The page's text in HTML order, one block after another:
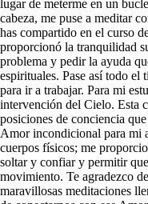
lugar de meterme en un
cabeza, me puse a meditar
has compartido en el curso
proporcionó la tranquilidad
problema y pedir la ayuda
espirituales. Pase así todo el
para ir a trabajar. Para mi
intervención del Cielo. Esta
posiciones de conciencia
Amor incondicional para mi
cuerpos físicos; me
soltar y confiar y permitir
movimiento. Te agradezco
maravillosas meditaciones